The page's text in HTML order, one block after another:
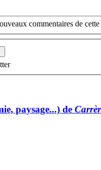
commentaires de
paysage...) de